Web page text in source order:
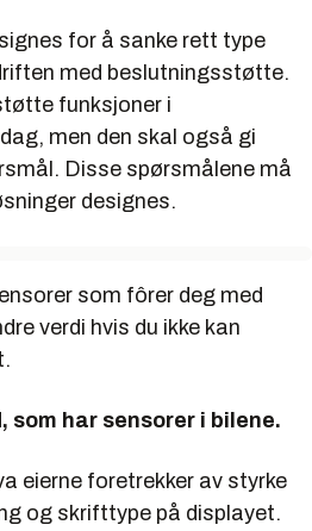
for å sanke rett type
med beslutningsstøtte.
funksjoner i
men den skal også gi
Disse spørsmålene må
designes.
som fôrer deg med
verdi hvis du ikke kan
som har sensorer i bilene.
eierne foretrekker av styrke
og skrifttype på displayet.